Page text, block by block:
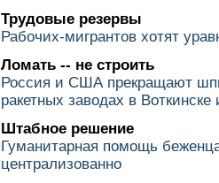
Трудовые резервы
Рабочих-мигрантов хотят
Ломать -- не строить
Россия и США прекращают
ракетных заводах в
Штабное решение
Гуманитарная помощь
централизованно